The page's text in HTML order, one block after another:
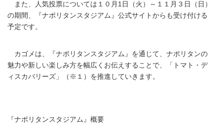
また、人気投票については１０月1日（火）～１１月３日（日）
の期間、『ナポリタンスタジアム』公式サイトからも受け付ける
予定です。
カゴメは、『ナポリタンスタジアム』を通じて、ナポリタンの
魅力や新しい楽しみ方を幅広くお伝えすることで、「トマト・デ
ィスカバリーズ」（※１）を推進していきます。
『ナポリタンスタジアム』概要